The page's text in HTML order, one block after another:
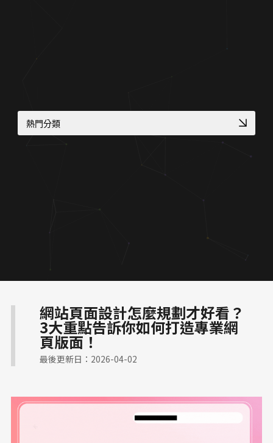
熱門分類
品牌官網改版實績
客製化電商功能
CIS 視覺識別整合
網路開店 SEO 策略
高質感視覺設計案例
中小企業官網
高轉換電商官網
大學院所／系辦網頁設計
網站頁面設計怎麼規劃才好看？
3大重點告訴你如何打造專業網
頁版面！
最後更新日：2026-04-02